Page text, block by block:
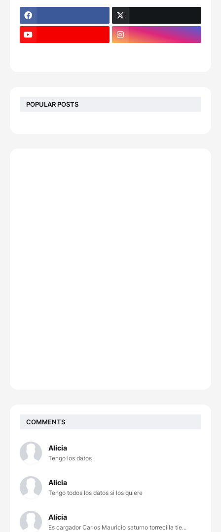
POPULAR POSTS
COMMENTS
Alicia
Tengo los datos
Alicia
Tengo todos los datos si los quiere
Alicia
Es cargador Carlos Mauricio saturno torrecilla tie...